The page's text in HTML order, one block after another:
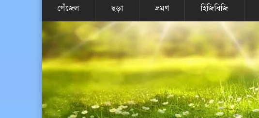
গেঁজেল ছড়া ভ্রমণ হিজিবিজি